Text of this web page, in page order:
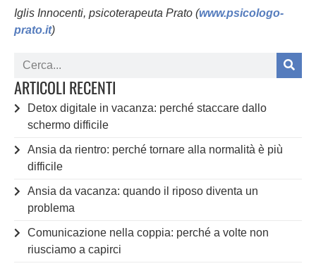
Iglis Innocenti, psicoterapeuta Prato (www.psicologo-
prato.it)
ARTICOLI RECENTI
Detox digitale in vacanza: perché staccare dallo
schermo difficile
Ansia da rientro: perché tornare alla normalità è più
difficile
Ansia da vacanza: quando il riposo diventa un
problema
Comunicazione nella coppia: perché a volte non
riusciamo a capirci